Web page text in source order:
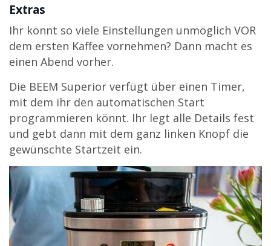
Extras
Ihr könnt so viele Einstellungen unmöglich VOR
dem ersten Kaffee vornehmen? Dann macht es
einen Abend vorher.
Die BEEM Superior verfügt über einen Timer,
mit dem ihr den automatischen Start
programmieren könnt. Ihr legt alle Details fest
und gebt dann mit dem ganz linken Knopf die
gewünschte Startzeit ein.